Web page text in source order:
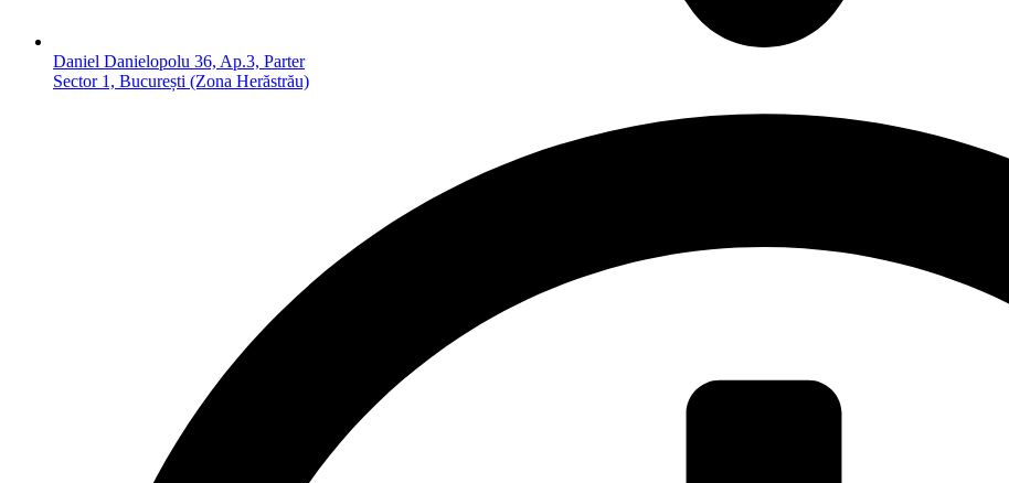
Daniel Danielopolu 36, Ap.3, Parter
Sector 1, București (Zona Herăstrău)